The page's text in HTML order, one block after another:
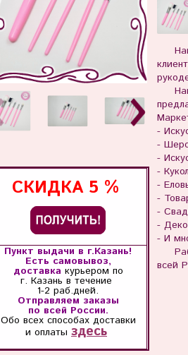
СКИДКА 5 %
Пункт выдачи в г.Казань!
Есть самовывоз,
доставка курьером по
г. Казань в течение
1-2 раб.дней.
Отправляем заказы
по всей России.
Обо всех способах доставки
и оплаты здесь
Наш
Наш
-
-
-
-
-
-
-
-
- И
всей